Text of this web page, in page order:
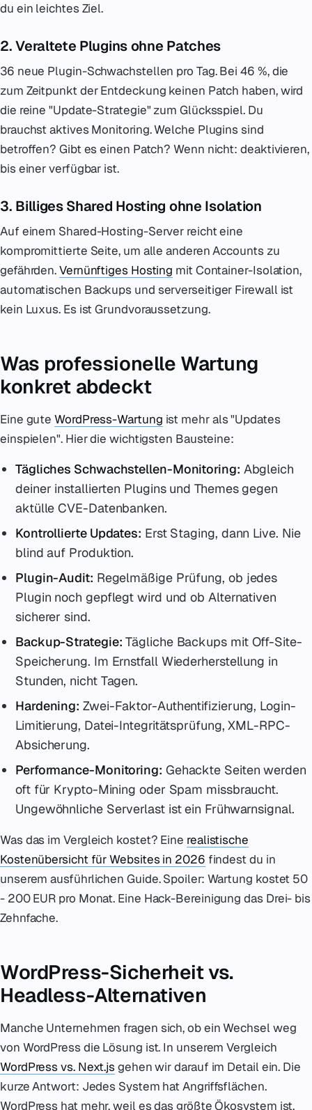
du ein leichtes Ziel.
2. Veraltete Plugins ohne Patches
36 neue Plugin-Schwachstellen pro Tag. Bei 46 %, die
zum Zeitpunkt der Entdeckung keinen Patch haben, wird
die reine "Update-Strategie" zum Glücksspiel. Du
brauchst aktives Monitoring. Welche Plugins sind
betroffen? Gibt es einen Patch? Wenn nicht: deaktivieren,
bis einer verfügbar ist.
3. Billiges Shared Hosting ohne Isolation
Auf einem Shared-Hosting-Server reicht eine
kompromittierte Seite, um alle anderen Accounts zu
gefährden.Vernünftiges Hosting mit Container-Isolation,
automatischen Backups und serverseitiger Firewall ist
kein Luxus. Es ist Grundvoraussetzung.
Was professionelle Wartung
konkret abdeckt
Eine guteWordPress-Wartung ist mehr als "Updates
einspielen". Hier die wichtigsten Bausteine:
Tägliches Schwachstellen-Monitoring: Abgleich
deiner installierten Plugins und Themes gegen
aktülle CVE-Datenbanken.
Kontrollierte Updates: Erst Staging, dann Live. Nie
blind auf Produktion.
Plugin-Audit: Regelmäßige Prüfung, ob jedes
Plugin noch gepflegt wird und ob Alternativen
sicherer sind.
Backup-Strategie: Tägliche Backups mit Off-Site-
Speicherung. Im Ernstfall Wiederherstellung in
Stunden, nicht Tagen.
Hardening: Zwei-Faktor-Authentifizierung, Login-
Limitierung, Datei-Integritätsprüfung, XML-RPC-
Absicherung.
Performance-Monitoring: Gehackte Seiten werden
oft für Krypto-Mining oder Spam missbraucht.
Ungewöhnliche Serverlast ist ein Frühwarnsignal.
Was das im Vergleich kostet? Eine realistische
Kostenübersicht für Websites in 2026 findest du in
unserem ausführlichen Guide. Spoiler: Wartung kostet 50
- 200 EUR pro Monat. Eine Hack-Bereinigung das Drei- bis
Zehnfache.
WordPress-Sicherheit vs.
Headless-Alternativen
Manche Unternehmen fragen sich, ob ein Wechsel weg
von WordPress die Lösung ist. In unserem Vergleich
WordPress vs. Next.jsgehen wir darauf im Detail ein. Die
kurze Antwort: Jedes System hat Angriffsflächen.
WordPress hat mehr, weil es das größte Ökosystem ist.